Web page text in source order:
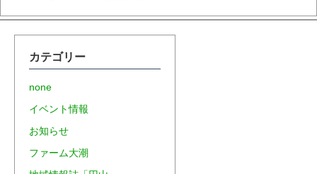
カテゴリー
none
イベント情報
お知らせ
ファーム大潮